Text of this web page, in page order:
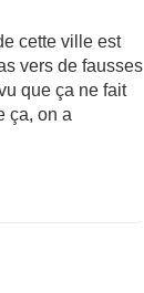
cette ville est
vers de fausses
que ça ne fait
ça, on a